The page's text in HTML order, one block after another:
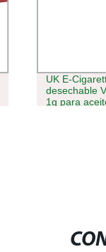
UK E-
desechable
1g para